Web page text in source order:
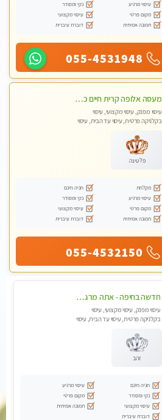
עיסוי מרגיע
נקי ומסודר
מקום פרטי
עיסוי מקצועי
תמונה אמיתית
דוברת עיברית
055-4531948
מעסה אלופה קרית חיים כל סוגי העיסויים מעסה מקצועית ואיכותית פרטי!!
עיסוי מפנק, עיסוי מקצועי, עיסוי
בקלניקה פרטית, עיסוי עד הבית, עיסוי
פלטינה
מקלחת
חניה חינם
עיסוי מרגיע
נקי ומסודר
מקום פרטי
עיסוי מקצועי
תמונה אמיתית
דוברת עיברית
055-4532150
חדשה בחיפה - אתה מרגיש עייף??? זה הזמן להתפנק בעיסוי מקצועי ברמה גבוהה- Highly recommended
עיסוי מפנק, עיסוי מקצועי, עיסוי
בקלניקה פרטית, עיסוי עד הבית, עיסוי
זהב
חניה חינם
עיסוי מרגיע
נקי ומסודר
מקום פרטי
עיסוי מקצועי
תמונה אמיתית
דוברת עיברית